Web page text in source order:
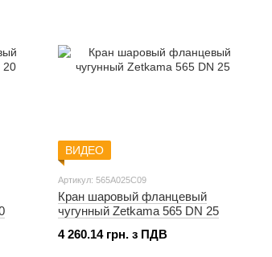
ВИДЕО
Артикул: 565A025C09
Кран шаровый фланцевый
чугунный Zetkama 565 DN 25
4 260.14 грн. з ПДВ